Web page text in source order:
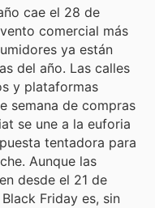
cae el 28 de
comercial más
ya están
del año. Las calles
y plataformas
semana de compras
se une a la euforia
tentadora para
Aunque las
desde el 21 de
Friday es, sin